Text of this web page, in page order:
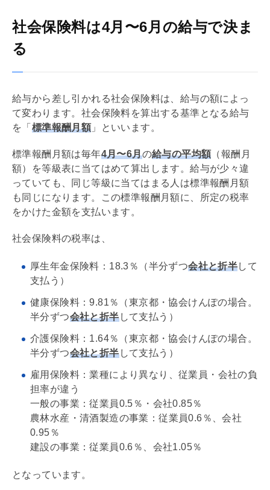
社会保険料は4月〜6月の給与で決ま
る
給与から差し引かれる社会保険料は、給与の額によっ
て変わります。社会保険料を算出する基準となる給与
を「 標準報酬月額」といいます。
標準報酬月額は毎年4月〜6月の給与の平均額（報酬月
額）を等級表に当てはめて算出します。給与が少々違
っていても、同じ等級に当てはまる人は標準報酬月額
も同じになります。この標準報酬月額に、所定の税率
をかけた金額を支払います。
社会保険料の税率は、
厚生年金保険料：18.3％（半分ずつ会社と折半して
支払う）
健康保険料：9.81％（東京都・協会けんぽの場合。
半分ずつ会社と折半して支払う）
介護保険料：1.64％（東京都・協会けんぽの場合。
半分ずつ会社と折半して支払う）
雇用保険料：業種により異なり、従業員・会社の負
担率が違う
一般の事業：従業員0.5％・会社0.85％
農林水産・清酒製造の事業：従業員0.6％、会社
0.95％
建設の事業：従業員0.6％、会社1.05％
となっています。